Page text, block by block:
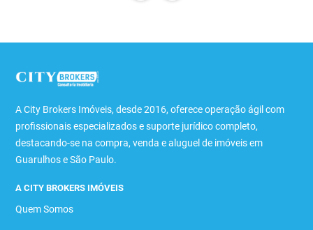
A City Brokers Imóveis, desde 2016, oferece operação ágil com
profissionais especializados e suporte jurídico completo,
destacando-se na compra, venda e aluguel de imóveis em
Guarulhos e São Paulo.
A CITY BROKERS IMÓVEIS
Quem Somos